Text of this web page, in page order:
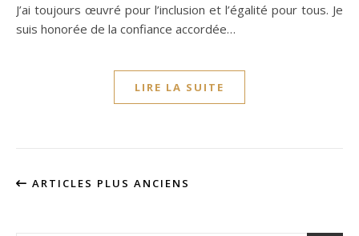
J’ai toujours œuvré pour l’inclusion et l’égalité pour tous. Je
suis honorée de la confiance accordée…
LIRE LA SUITE
ARTICLES PLUS ANCIENS